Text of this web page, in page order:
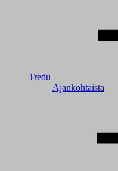
Tredu
Ajankohtaista